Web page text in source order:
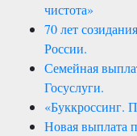
чистота»
70 лет
России.
Семейная
Госуслуги.
«Буккроссинг.
Новая выплата